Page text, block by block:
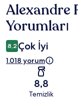
Yorumlar
Alexandre
Yorumları
8,2 Çok İyi
1.018 yorum
8,8
Temizlik